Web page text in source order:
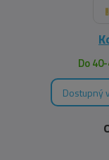
Do
Dostupný